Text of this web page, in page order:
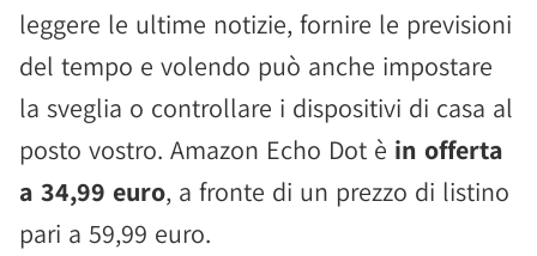
leggere le ultime notizie, fornire le previsioni
del tempo e volendo può anche impostare
la sveglia o controllare i dispositivi di casa al
posto vostro. Amazon Echo Dot è in offerta
a 34,99 euro, a fronte di un prezzo di listino
pari a 59,99 euro.